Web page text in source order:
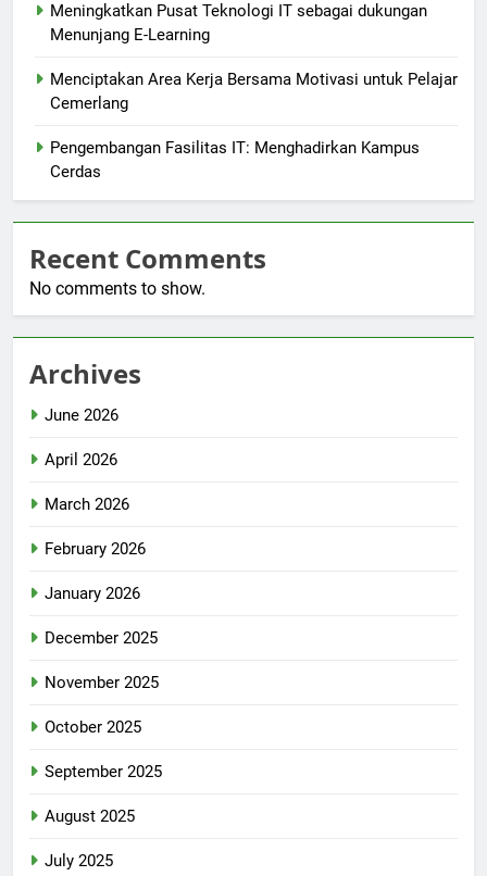
Meningkatkan Pusat Teknologi IT sebagai dukungan
Menunjang E-Learning
Menciptakan Area Kerja Bersama Motivasi untuk Pelajar
Cemerlang
Pengembangan Fasilitas IT: Menghadirkan Kampus
Cerdas
Recent Comments
No comments to show.
Archives
June 2026
April 2026
March 2026
February 2026
January 2026
December 2025
November 2025
October 2025
September 2025
August 2025
July 2025